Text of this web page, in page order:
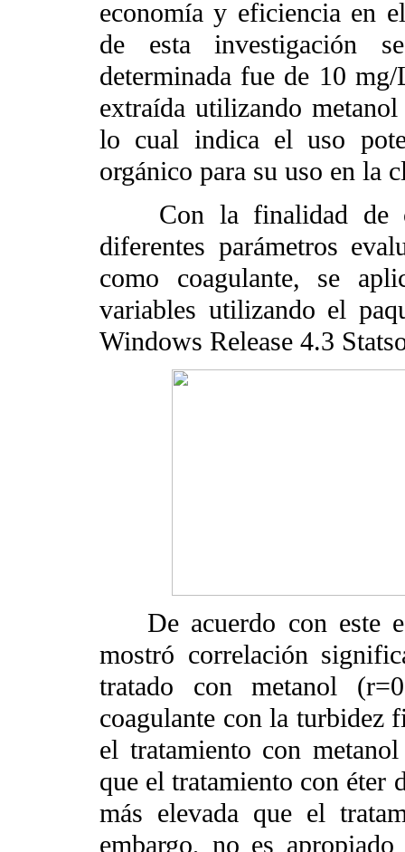
economía y eficiencia en
de esta investigación
determinada fue de 10
extraída utilizando
lo cual indica el uso
orgánico para su uso en la
Con la finalidad de
diferentes parámetros
como coagulante, se
variables utilizando el
Windows Release 4.3
De acuerdo con este
mostró correlación
tratado con metanol
coagulante con la turbidez
el tratamiento con
que el tratamiento con éter
más elevada que el
embargo, no es